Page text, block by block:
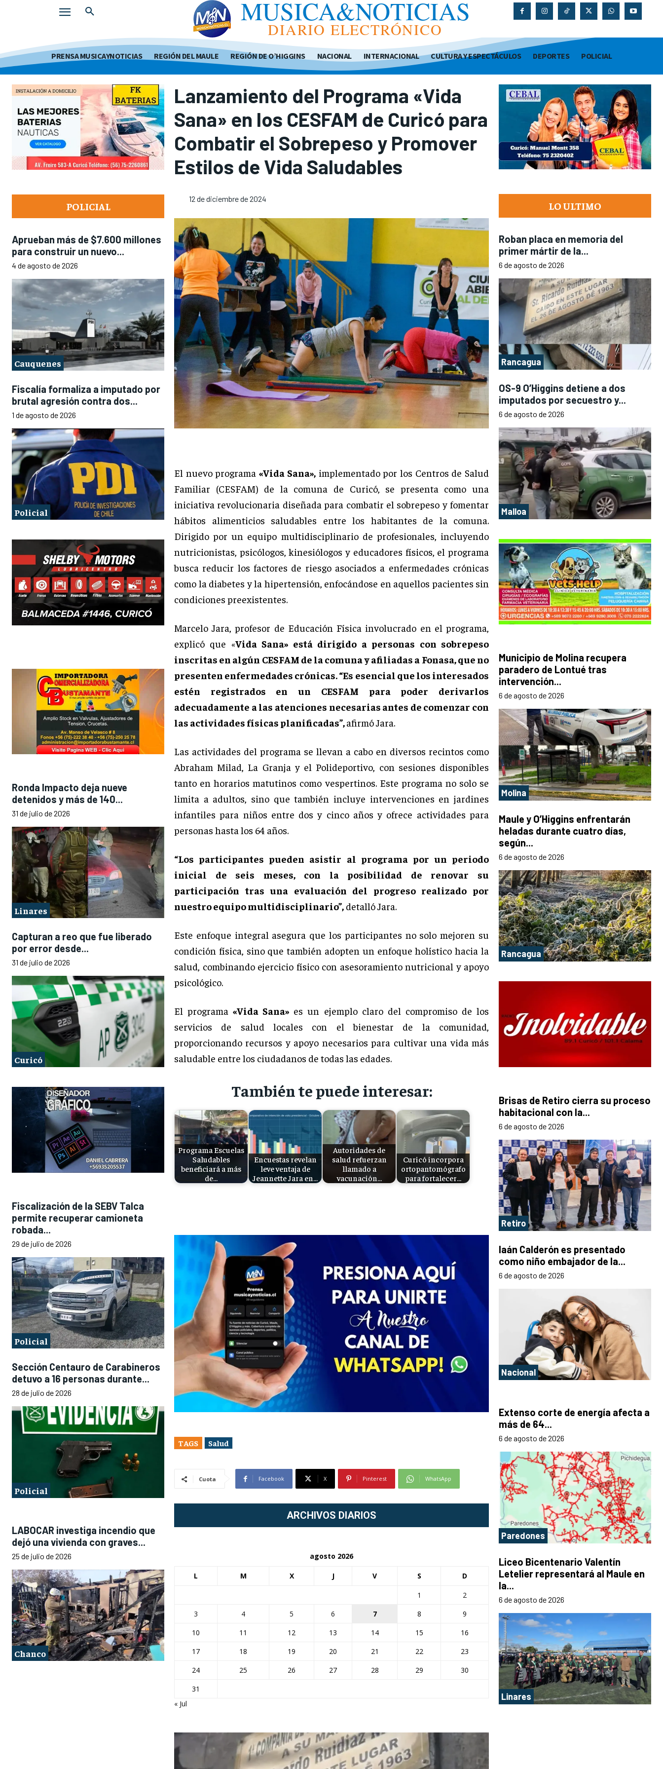
MUSICA&NOTICIAS
DIARIO ELECTRÓNICO
PRENSA MUSICAYNOTICIAS REGIÓN DEL MAULE REGIÓN DE O’HIGGINS NACIONAL INTERNACIONAL CULTURA Y ESPECTÁCULOS DEPORTES POLICIAL
POLICIAL
Aprueban más de $7.600 millones
para construir un nuevo...
4 de agosto de 2026
Cauquenes
Fiscalía formaliza a imputado por
brutal agresión contra dos...
1 de agosto de 2026
Policial
Ronda Impacto deja nueve
detenidos y más de 140...
31 de julio de 2026
Linares
Capturan a reo que fue liberado
por error desde...
31 de julio de 2026
Curicó
Fiscalización de la SEBV Talca
permite recuperar camioneta
robada...
29 de julio de 2026
Policial
Sección Centauro de Carabineros
detuvo a 16 personas durante...
28 de julio de 2026
Policial
LABOCAR investiga incendio que
dejó una vivienda con graves...
25 de julio de 2026
Chanco
Lanzamiento del Programa «Vida
Sana» en los CESFAM de Curicó para
Combatir el Sobrepeso y Promover
Estilos de Vida Saludables
12 de diciembre de 2024
El nuevo programa«Vida Sana»,implementado por los Centros de Salud
Familiar (CESFAM) de la comuna de Curicó, se presenta como una
iniciativa revolucionaria diseñada para combatir el sobrepeso y fomentar
hábitos alimenticios saludables entre los habitantes de la comuna.
Dirigido por un equipo multidisciplinario de profesionales, incluyendo
nutricionistas, psicólogos, kinesiólogos y educadores físicos, el programa
busca reducir los factores de riesgo asociados a enfermedades crónicas
como la diabetes y la hipertensión, enfocándose en aquellos pacientes sin
condiciones preexistentes.
Marcelo Jara, profesor de Educación Física involucrado en el programa,
explicó que «Vida Sana» está dirigido a personas con sobrepeso
inscritas en algún CESFAM de la comuna y afiliadas a Fonasa, que no
presenten enfermedades crónicas. “Es esencial que los interesados
estén registrados en un CESFAM para poder derivarlos
adecuadamente a las atenciones necesarias antes de comenzar con
las actividades físicas planificadas”,afirmó Jara.
Las actividades del programa se llevan a cabo en diversos recintos como
Abraham Milad, La Granja y el Polideportivo, con sesiones disponibles
tanto en horarios matutinos como vespertinos. Este programa no solo se
limita a adultos, sino que también incluye intervenciones en jardines
infantiles para niños entre dos y cinco años y ofrece actividades para
personas hasta los 64 años.
“Los participantes pueden asistir al programa por un periodo
inicial de seis meses, con la posibilidad de renovar su
participación tras una evaluación del progreso realizado por
nuestro equipo multidisciplinario”, detalló Jara.
Este enfoque integral asegura que los participantes no solo mejoren su
condición física, sino que también adopten un enfoque holístico hacia la
salud, combinando ejercicio físico con asesoramiento nutricional y apoyo
psicológico.
El programa«Vida Sana» es un ejemplo claro del compromiso de los
servicios de salud locales con el bienestar de la comunidad,
proporcionando recursos y apoyo necesarios para cultivar una vida más
saludable entre los ciudadanos de todas las edades.
También te puede interesar:
Programa Escuelas
Saludables
beneficiará a más
de…
Encuestas revelan
leve ventaja de
Jeannette Jara en…
Autoridades de
salud refuerzan
llamado a
vacunación…
Curicó incorpora
ortopantomógrafo
para fortalecer…
TAGS Salud
Cuota Facebook X Pinterest WhatsApp
ARCHIVOS DIARIOS
agosto 2026
L M X J V S D
1
2
3
4 5 6 7 8
9
10
11 12 13 14 15
16
17
18 19 20 21 22
23
24
25 26 27 28 29
30
31
« Jul
LO ULTIMO
Roban placa en memoria del
primer mártir de la...
6 de agosto de 2026
Rancagua
OS-9 O’Higgins detiene a dos
imputados por secuestro y...
6 de agosto de 2026
Malloa
Municipio de Molina recupera
paradero de Lontué tras
intervención...
6 de agosto de 2026
Molina
Maule y O’Higgins enfrentarán
heladas durante cuatro días,
según...
6 de agosto de 2026
Rancagua
Brisas de Retiro cierra su proceso
habitacional con la...
6 de agosto de 2026
Retiro
Iaán Calderón es presentado
como niño embajador de la...
6 de agosto de 2026
Nacional
Extenso corte de energía afecta a
más de 64...
6 de agosto de 2026
Paredones
Liceo Bicentenario Valentín
Letelier representará al Maule en
la...
6 de agosto de 2026
Linares